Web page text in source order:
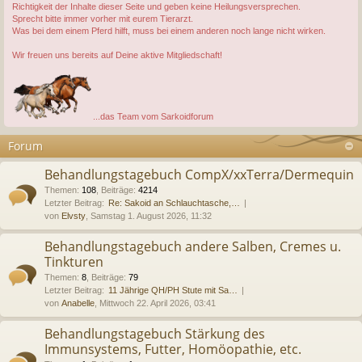
Richtigkeit der Inhalte dieser Seite und geben keine Heilungsversprechen.
Sprecht bitte immer vorher mit eurem Tierarzt.
Was bei dem einem Pferd hilft, muss bei einem anderen noch lange nicht wirken.
Wir freuen uns bereits auf Deine aktive Mitgliedschaft!
...das Team vom Sarkoidforum
Forum
Behandlungstagebuch CompX/xxTerra/Dermequin
Themen: 108 Beiträge: 4214
Letzter Beitrag: Re: Sakoid an Schlauchtasche,…
von Elvsty , Samstag 1. August 2026, 11:32
Behandlungstagebuch andere Salben, Cremes u.
Tinkturen
Themen: 8 Beiträge: 79
Letzter Beitrag: 11 Jährige QH/PH Stute mit Sa…
von Anabelle , Mittwoch 22. April 2026, 03:41
Behandlungstagebuch Stärkung des
Immunsystems, Futter, Homöopathie, etc.